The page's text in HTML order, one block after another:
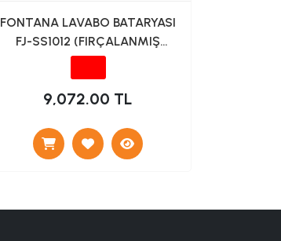
FONTANA LAVABO BATARYASI
FJ-SS1012 (FIRÇALANMIŞ
ALTIN)
9,072.00 TL